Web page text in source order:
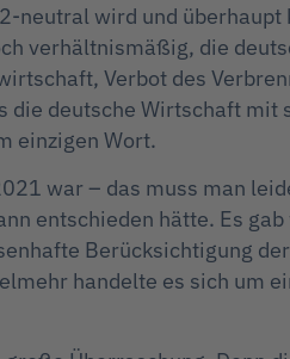
neutral wird und
verhältnismäßig, die
Verbot des
deutsche Wirtschaft
einzigen Wort.
war – das muss man
entschieden hätte. Es
Berücksichtigung
handelte es sich um